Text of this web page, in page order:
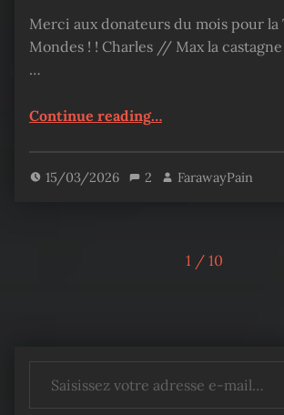
Merci aux donateurs du mois pour la
Mondes ! ! Charles // Max la
…
Continue reading“Tour des Mondes – Chapitre 408”
…
15/03/2026 2 FarawayPain